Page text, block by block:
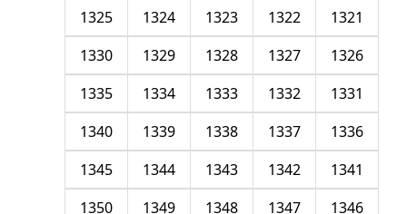
1321
1322
1323
1324
1325
1326
1327
1328
1329
1330
1331
1332
1333
1334
1335
1336
1337
1338
1339
1340
1341
1342
1343
1344
1345
1346
1347
1348
1349
1350